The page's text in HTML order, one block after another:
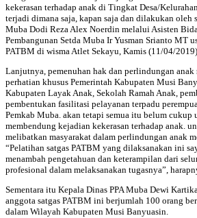
kekerasan terhadap anak di Tingkat Desa/
terjadi dimana saja, kapan saja dan dilakukan oleh
Muba Dodi Reza Alex Noerdin melalui Asisten
Pembangunan Setda Muba Ir Yusman Srianto MT
PATBM di wisma Atlet Sekayu, Kamis (11/04/
Lanjutnya, pemenuhan hak dan perlindungan anak
perhatian khusus Pemerintah Kabupaten Musi
Kabupaten Layak Anak, Sekolah Ramah Anak,
pembentukan fasilitasi pelayanan terpadu
Pemkab Muba. akan tetapi semua itu belum cukup
membendung kejadian kekerasan terhadap anak.
melibatkan masyarakat dalam perlindungan anak
“Pelatihan satgas PATBM yang dilaksanakan ini
menambah pengetahuan dan keterampilan dari
profesional dalam melaksanakan tugasnya”,
Sementara itu Kepala Dinas PPA Muba Dewi
anggota satgas PATBM ini berjumlah 100 orang
dalam Wilayah Kabupaten Musi Banyuasin.